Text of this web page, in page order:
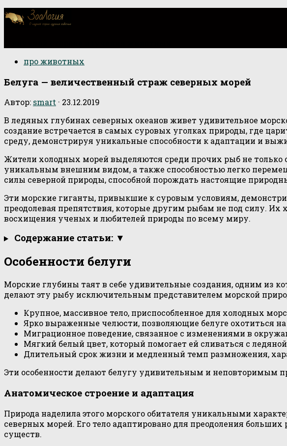
про животных
Белуга — величественный страж северных морей
Автор: smart · 23.12.2019
В ледяных глубинах северных океанов живет удивительное
создание встречается в самых суровых уголках природы, где
среду, демонстрируя уникальные способности к адаптации и
Жители холодных морей выделяются среди прочих рыб не
уникальным внешним видом, а также способностью легко
силы северной природы, способной порождать настоящие
Эти морские гиганты, привыкшие к суровым условиям,
преодолевая препятствия, которые другим рыбам не под силу. Их
восхищения ученых и любителей природы по всему миру.
Содержание статьи: ▼
Особенности белуги
Морские глубины таят в себе удивительные создания, одним из
делают эту рыбу исключительным представителем морской
Крупное, массивное тело, приспособленное для холодных
Ярко выраженные челюсти, позволяющие белуге охотиться
Миграционное поведение, связанное с изменениями в
Мягкий белый цвет, который помогает ей сливаться с
Длительный срок жизни и медленный темп размножения,
Эти особенности делают белугу удивительным и неповторимым
Анатомическое строение и адаптация
Природа наделила этого морского обитателя уникальными
северных морей. Его тело адаптировано для преодоления
существ.